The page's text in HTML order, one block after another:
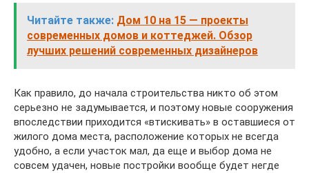
Читайте также: Дом 10 на 15 — проекты
современных домов и коттеджей. Обзор
лучших решений современных дизайнеров
Как правило, до начала строительства никто об этом
серьезно не задумывается, и поэтому новые сооружения
впоследствии приходится «втискивать» в оставшиеся от
жилого дома места, расположение которых не всегда
удобно, а если участок мал, да еще и выбор дома не
совсем удачен, новые постройки вообще будет негде